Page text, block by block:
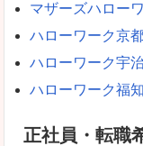
マザーズハロー
ハローワーク京
ハローワーク宇
ハローワーク福
正社員・転職